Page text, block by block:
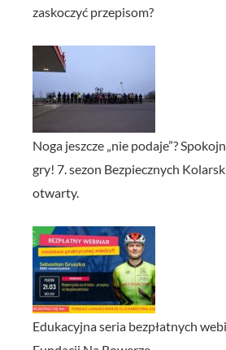
zaskoczyć przepisom?
Noga jeszcze „nie podaje”?
gry! 7. sezon Bezpiecznych
otwarty.
Edukacyjna seria bezpłatnych